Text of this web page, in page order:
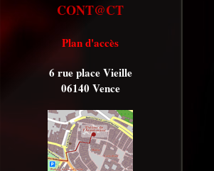
CONT@CT
Plan d'accès
6 rue place Vieille
06140 Vence